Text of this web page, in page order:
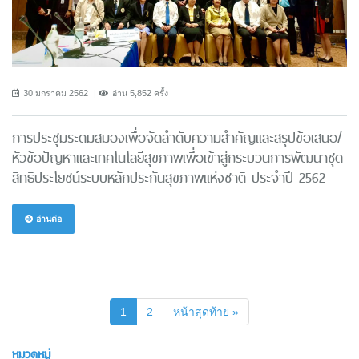
30 มกราคม 2562 อ่าน 5,852 ครั้ง
การประชุมระดมสมองเพื่อจัดลำดับความสำคัญและสรุปข้อเสนอ/
หัวข้อปัญหาและเทคโนโลยีสุขภาพเพื่อเข้าสู่กระบวนการพัฒนาชุด
สิทธิประโยชน์ระบบหลักประกันสุขภาพแห่งชาติ ประจำปี 2562
อ่านต่อ
1 (current)
2 หน้าสุดท้าย »
หมวดหมู่